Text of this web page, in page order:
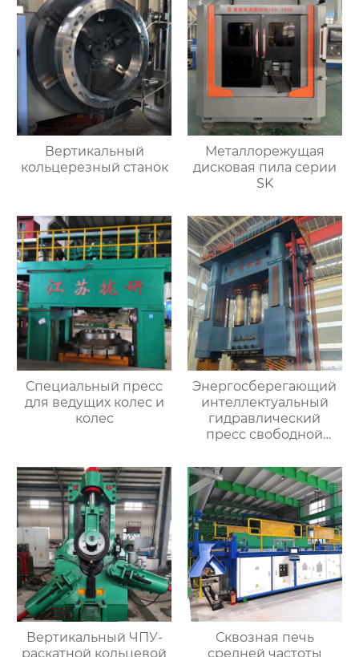
Вертикальный
кольцерезный станок
Металлорежущая
дисковая пила серии
SK
Специальный пресс
для ведущих колес и
колес
Энергосберегающий
интеллектуальный
гидравлический
пресс свободной
Вертикальный ЧПУ-
раскатной кольцевой
Сквозная печь
средней частоты